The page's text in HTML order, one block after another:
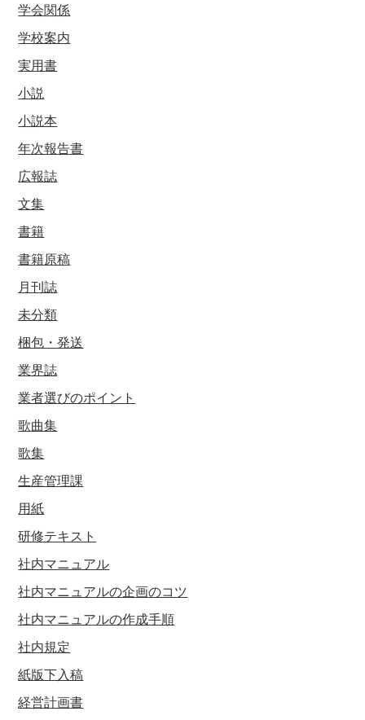
学会関係
学校案内
実用書
小説
小説本
年次報告書
広報誌
文集
書籍
書籍原稿
月刊誌
未分類
梱包・発送
業界誌
業者選びのポイント
歌曲集
歌集
生産管理課
用紙
研修テキスト
社内マニュアル
社内マニュアルの企画のコツ
社内マニュアルの作成手順
社内規定
紙版下入稿
経営計画書